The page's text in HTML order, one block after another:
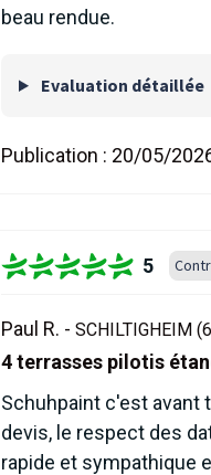
beau rendue.
Evaluation détaillée
Publication : 20/05/
5
Paul R. - SCHILTIGHEIM
4 terrasses pilotis
Schuhpaint c'est avant
devis, le respect des
rapide et sympathique